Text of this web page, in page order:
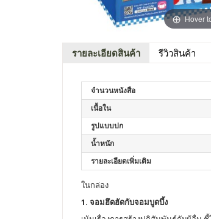
Hover
รายละเอียดสินค้า รีวิวสินค้า
จำนวนหนังสือ
เนื้อใน
รูปแบบปก
น้ำหนัก
รายละเอียดเพิ่มเติม
ในกล่อง
1. จอมฮึดฮัดกับจอมบูดบึ้ง